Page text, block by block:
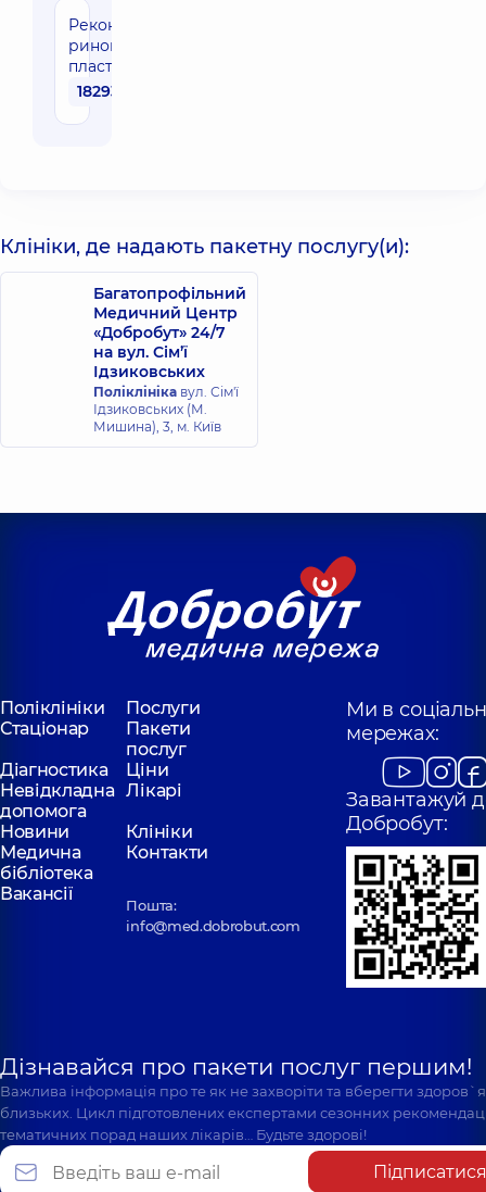
Реконструктивна
ринопластика /
пластика носа
182930 грн
Клініки, де надають пакетну послугу(и):
Багатопрофільний
Медичний Центр
«Добробут» 24/7
на вул. Сім’ї
Ідзиковських
Поліклініка вул. Сім'ї
Ідзиковських (М.
Мишина), 3, м. Київ
Поліклініки
Послуги
Стаціонар
Пакети
послуг
Діагностика
Ціни
Невідкладна
допомога
Лікарі
Новини
Клініки
Медична
бібліотека
Контакти
Вакансії
Пошта:
info@med.dobrobut.com
Ми в
мережах:
Завантажуй
Добробут:
Дізнавайся про пакети послуг першим!
Важлива інформація про те як не захворіти та вберегти
близьких. Цикл підготовлених експертами сезонних
тематичних порад наших лікарів… Будьте здорові!
Підписатися